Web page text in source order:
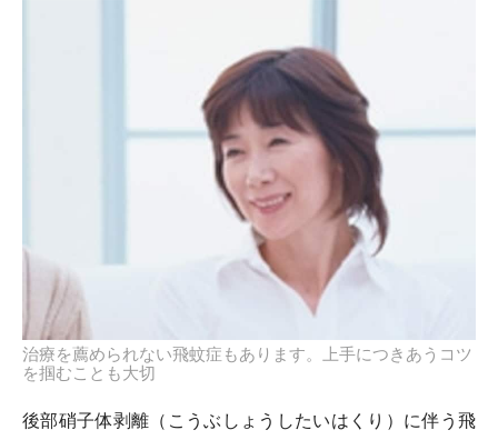
治療を薦められない飛蚊症もあります。上手につきあうコツ
を掴むことも大切
後部硝子体剥離（こうぶしょうしたいはくり）に伴う飛